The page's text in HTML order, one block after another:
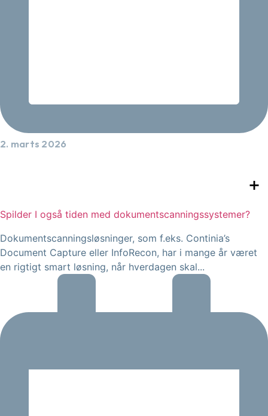
2. marts 2026
Spilder I også tiden med dokumentscanningssystemer?
Dokumentscanningsløsninger, som f.eks. Continia’s
Document Capture eller InfoRecon, har i mange år været
en rigtigt smart løsning, når hverdagen skal...